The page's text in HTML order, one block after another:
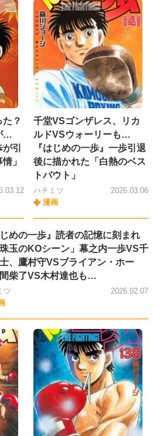
？
…
引
」
千堂VSゴンザレス、リカ
ルドVSウォーリーも…
『はじめの一歩』一歩引退
後に描かれた「白熱のベス
トバウト」
ハチミツ
漫画
2026.03.06
じめの一歩』読者の記憶に刻まれ
玉のKOシーン」幕之内一歩VS千
、鷹村守VSブライアン・ホー
柴了VS木村達也も…
ツ
2026.02.07